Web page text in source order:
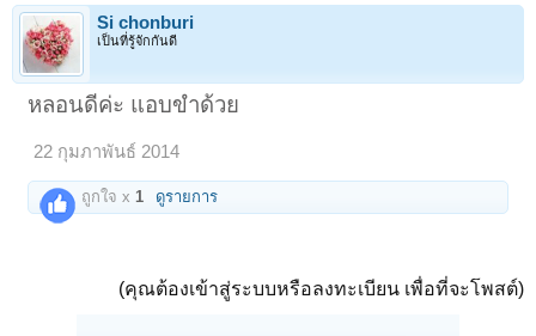
Si chonburi
เป็นที่รู้จักกันดี
หลอนดีค่ะ แอบขำด้วย
22 กุมภาพันธ์ 2014
ถูกใจ x 1 ดูรายการ
(คุณต้องเข้าสู่ระบบหรือลงทะเบียน เพื่อที่จะโพสต์)